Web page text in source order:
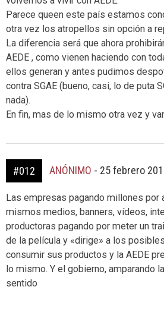
Parece queen este país estamos
otra vez los atropellos sin opción a
La diferencia será que ahora
AEDE , como vienen haciendo con
ellos generan y antes pudimos
contra SGAE (bueno, casi, lo de puta
nada).
En fin, mas de lo mismo otra vez y
#012 ANÓNIMO - 25 febrero
Las empresas pagando millones por
mismos medios, banners, vídeos,
productoras pagando por meter un
de la película y «dirige» a los
consumir sus productos y la AEDE
lo mismo. Y el gobierno, amparando
sentido